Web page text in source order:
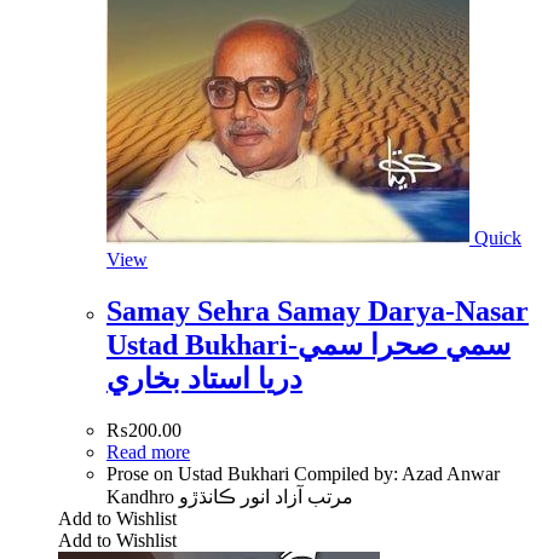
Quick
View
Samay Sehra Samay Darya-Nasar
Ustad Bukhari-سمي صحرا سمي
دريا استاد بخاري
₨200.00
Read more
Prose on Ustad Bukhari Compiled by: Azad Anwar
Kandhro مرتب آزاد انور ڪانڌڙو
Add to Wishlist
Add to Wishlist